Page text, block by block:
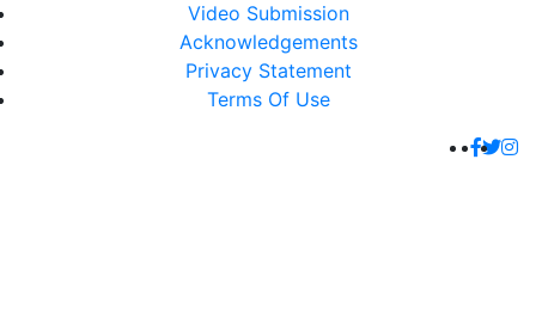
Video Submission
Acknowledgements
Privacy Statement
Terms Of Use